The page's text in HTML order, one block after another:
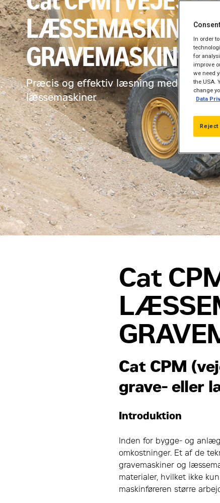
LÆSSEMASKINE |
GRAVEMASKINE
Præcis og effektiv læsning med Cat
læssemaskiner
Cat
Cat CPM
grave- eller
Introduktion
Inden for bygge- og
omkostninger. Et af de
gravemaskiner og
materialer, hvilket ikke
maskinføreren større
In order
for
improve
we need
the USA.
change
Data